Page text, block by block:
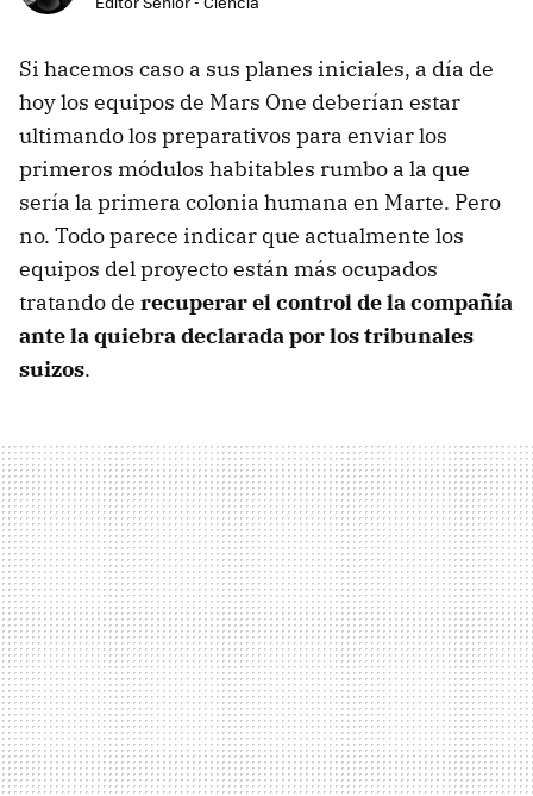
Si hacemos caso a sus planes iniciales, a día de
hoy los equipos de Mars One deberían estar
ultimando los preparativos para enviar los
primeros módulos habitables rumbo a la que
sería la primera colonia humana en Marte. Pero
no. Todo parece indicar que actualmente los
equipos del proyecto están más ocupados
tratando de recuperar el control de la compañía
ante la quiebra declarada por los tribunales
suizos.